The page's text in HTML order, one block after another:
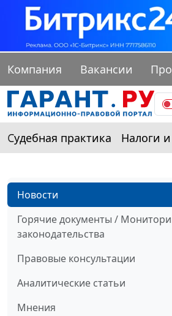
Компания Вакансии
Судебная практика Налоги
Новости
Горячие документы /
законодательства
Правовые консультации
Аналитические статьи
Мнения